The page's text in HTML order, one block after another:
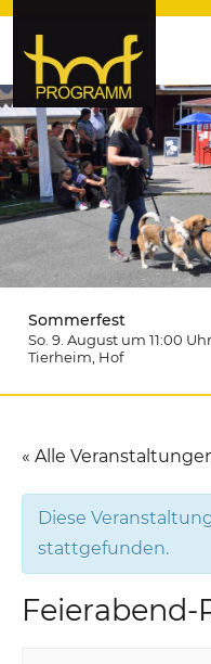
hof-programm
Hochfranken
Sommerfest
So. 9. August um 11:00 Uhr
Tierheim , Hof
« Alle
Diese
stattgefunden.
Feierabend-